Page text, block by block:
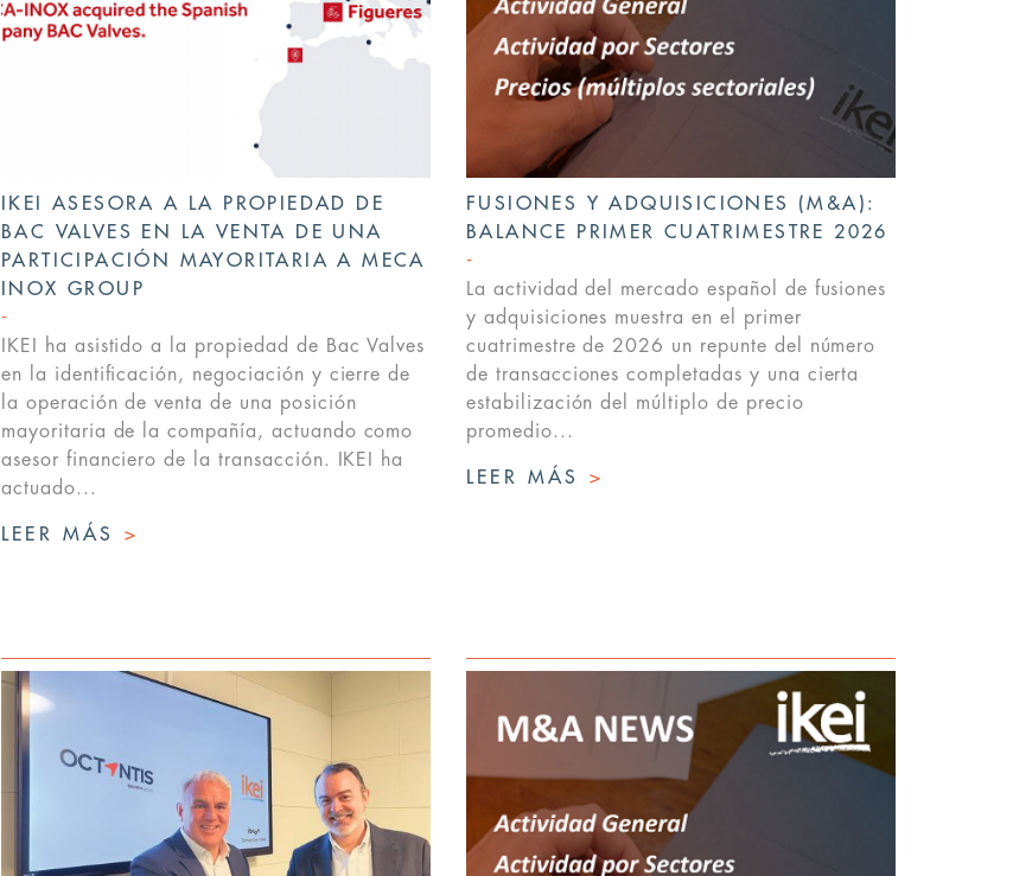
IKEI ASESORA A LA PROPIEDAD DE
BAC VALVES EN LA VENTA DE UNA
PARTICIPACIÓN MAYORITARIA A MECA
INOX GROUP
IKEI ha asistido a la propiedad de Bac Valves
en la identificación, negociación y cierre de
la operación de venta de una posición
mayoritaria de la compañía, actuando como
asesor financiero de la transacción. IKEI ha
actuado...
LEER MÁS >
FUSIONES Y ADQUISICIONES (M&A):
BALANCE PRIMER CUATRIMESTRE 2026
La actividad del mercado español de fusiones
y adquisiciones muestra en el primer
cuatrimestre de 2026 un repunte del número
de transacciones completadas y una cierta
estabilización del múltiplo de precio
promedio...
LEER MÁS >